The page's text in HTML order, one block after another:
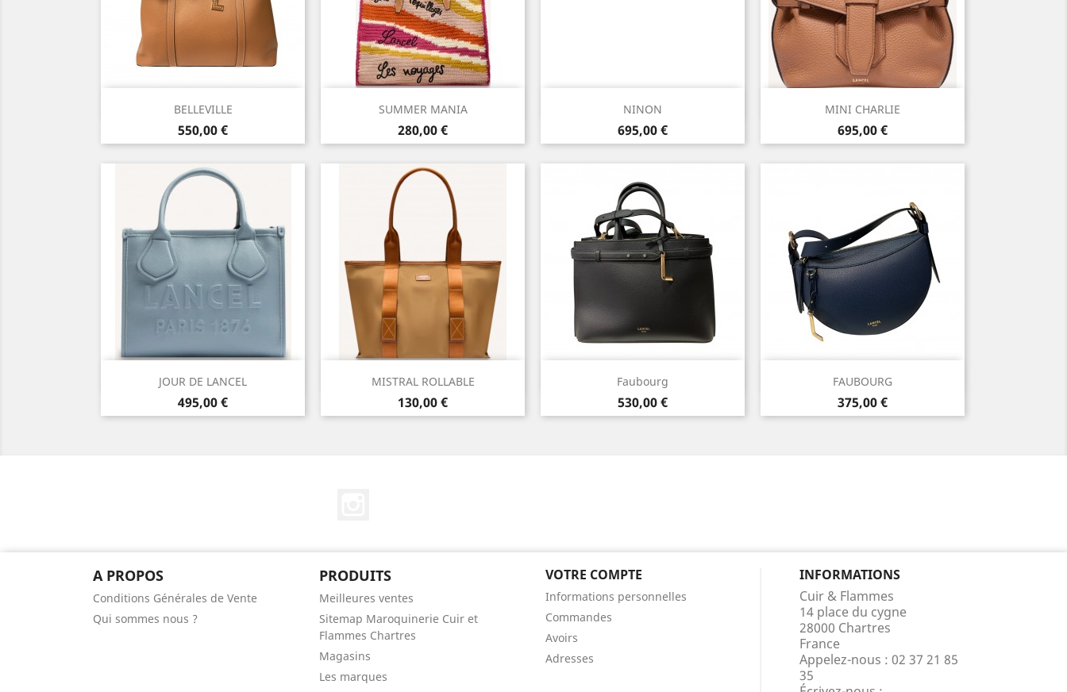
BELLEVILLE
Prix
550,00 €
Aperçu rapide SUMMER MANIA
Prix
280,00 €
Aperçu rapide NINON
Prix
695,00 €
Aperçu rapide MINI CHARLIE
Prix
695,00 €
Aperçu rapide
JOUR DE LANCEL
Prix
495,00 €
Aperçu rapide MISTRAL ROLLABLE
Prix
130,00 €
Aperçu rapide Faubourg
Prix
530,00 €
Aperçu rapide FAUBOURG
Prix
375,00 €
Aperçu rapide
A PROPOS
Conditions Générales de Vente
Qui sommes nous ?
PRODUITS
Meilleures ventes
Sitemap Maroquinerie Cuir et
Flammes Chartres
Magasins
Les marques
VOTRE COMPTE
Informations personnelles
Commandes
Avoirs
Adresses
INFORMATIONS
Cuir & Flammes
14 place du cygne
28000 Chartres
France
Appelez-nous : 02 37 21 85
35